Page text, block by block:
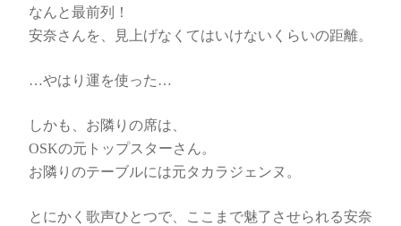
なんと最前列！
安奈さんを、見上げなくてはいけないくらいの距離。
…やはり運を使った…
しかも、お隣りの席は、
OSKの元トップスターさん。
お隣りのテーブルには元タカラジェンヌ。
とにかく歌声ひとつで、ここまで魅了させられる安奈